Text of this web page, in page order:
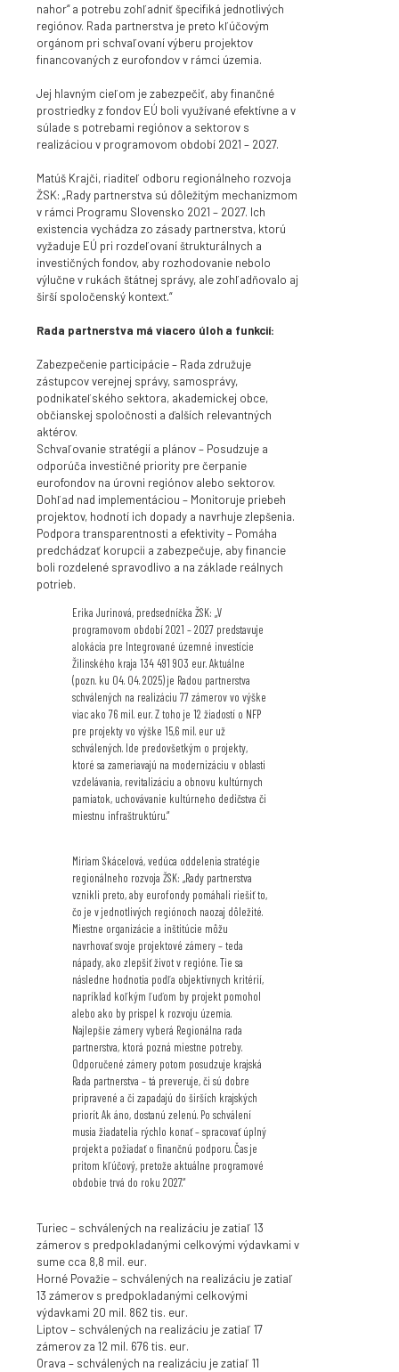
nahor“ a potrebu zohľadniť špecifiká jednotlivých
regiónov. Rada partnerstva je preto kľúčovým
orgánom pri schvaľovaní výberu projektov
financovaných z eurofondov v rámci územia.
Jej hlavným cieľom je zabezpečiť, aby finančné
prostriedky z fondov EÚ boli využívané efektívne a v
súlade s potrebami regiónov a sektorov s
realizáciou v programovom období 2021 – 2027.
Matúš Krajči, riaditeľ odboru regionálneho rozvoja
ŽSK: „Rady partnerstva sú dôležitým mechanizmom
v rámci Programu Slovensko 2021 – 2027. Ich
existencia vychádza zo zásady partnerstva, ktorú
vyžaduje EÚ pri rozdeľovaní štrukturálnych a
investičných fondov, aby rozhodovanie nebolo
výlučne v rukách štátnej správy, ale zohľadňovalo aj
širší spoločenský kontext.“
Rada partnerstva má viacero úloh a funkcií:
Zabezpečenie participácie – Rada združuje
zástupcov verejnej správy, samosprávy,
podnikateľského sektora, akademickej obce,
občianskej spoločnosti a ďalších relevantných
aktérov.
Schvaľovanie stratégií a plánov – Posudzuje a
odporúča investičné priority pre čerpanie
eurofondov na úrovni regiónov alebo sektorov.
Dohľad nad implementáciou – Monitoruje priebeh
projektov, hodnotí ich dopady a navrhuje zlepšenia.
Podpora transparentnosti a efektivity – Pomáha
predchádzať korupcii a zabezpečuje, aby financie
boli rozdelené spravodlivo a na základe reálnych
potrieb.
Erika Jurinová, predsedníčka ŽSK: „V
programovom období 2021 – 2027 predstavuje
alokácia pre Integrované územné investície
Žilinského kraja 134 491 903 eur. Aktuálne
(pozn. ku 04. 04. 2025) je Radou partnerstva
schválených na realizáciu 77 zámerov vo výške
viac ako 76 mil. eur. Z toho je 12 žiadostí o NFP
pre projekty vo výške 15,6 mil. eur už
schválených. Ide predovšetkým o projekty,
ktoré sa zameriavajú na modernizáciu v oblasti
vzdelávania, revitalizáciu a obnovu kultúrnych
pamiatok, uchovávanie kultúrneho dedičstva či
miestnu infraštruktúru.“
Miriam Skácelová, vedúca oddelenia stratégie
regionálneho rozvoja ŽSK: „Rady partnerstva
vznikli preto, aby eurofondy pomáhali riešiť to,
čo je v jednotlivých regiónoch naozaj dôležité.
Miestne organizácie a inštitúcie môžu
navrhovať svoje projektové zámery – teda
nápady, ako zlepšiť život v regióne. Tie sa
následne hodnotia podľa objektívnych kritérií,
napríklad koľkým ľuďom by projekt pomohol
alebo ako by prispel k rozvoju územia.
Najlepšie zámery vyberá Regionálna rada
partnerstva, ktorá pozná miestne potreby.
Odporučené zámery potom posudzuje krajská
Rada partnerstva – tá preveruje, či sú dobre
pripravené a či zapadajú do širších krajských
priorít. Ak áno, dostanú zelenú. Po schválení
musia žiadatelia rýchlo konať – spracovať úplný
projekt a požiadať o finančnú podporu. Čas je
pritom kľúčový, pretože aktuálne programové
obdobie trvá do roku 2027.“
Turiec – schválených na realizáciu je zatiaľ 13
zámerov s predpokladanými celkovými výdavkami v
sume cca 8,8 mil. eur.
Horné Považie – schválených na realizáciu je zatiaľ
13 zámerov s predpokladanými celkovými
výdavkami 20 mil. 862 tis. eur.
Liptov – schválených na realizáciu je zatiaľ 17
zámerov za 12 mil. 676 tis. eur.
Orava – schválených na realizáciu je zatiaľ 11